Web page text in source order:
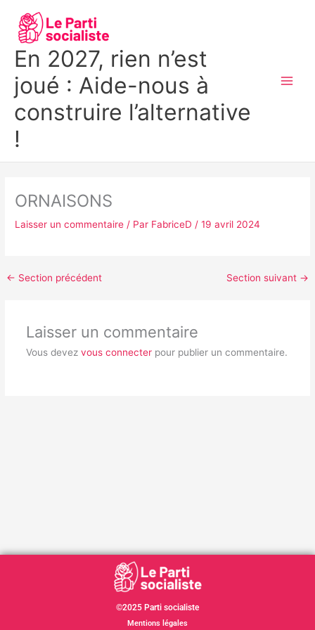
contenu
En 2027, rien n’est
joué : Aide-nous à
construire l’alternative
!
ORNAISONS
Laisser un commentaire / Par FabriceD/19 avril 2024
← Section précédent Section suivant →
Laisser un commentaire
Vous devez vous connecterpour publier un commentaire.
©2025 Parti socialiste
Mentions légales